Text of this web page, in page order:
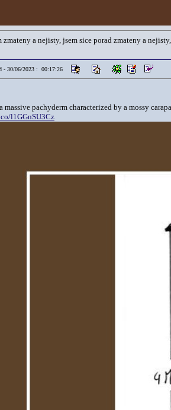
zmateny a nejisty, jsem sice porad zmateny a
- 30/06/2023 : 00:17:26
massive pachyderm characterized by a mossy
l1GGnSU3Cz